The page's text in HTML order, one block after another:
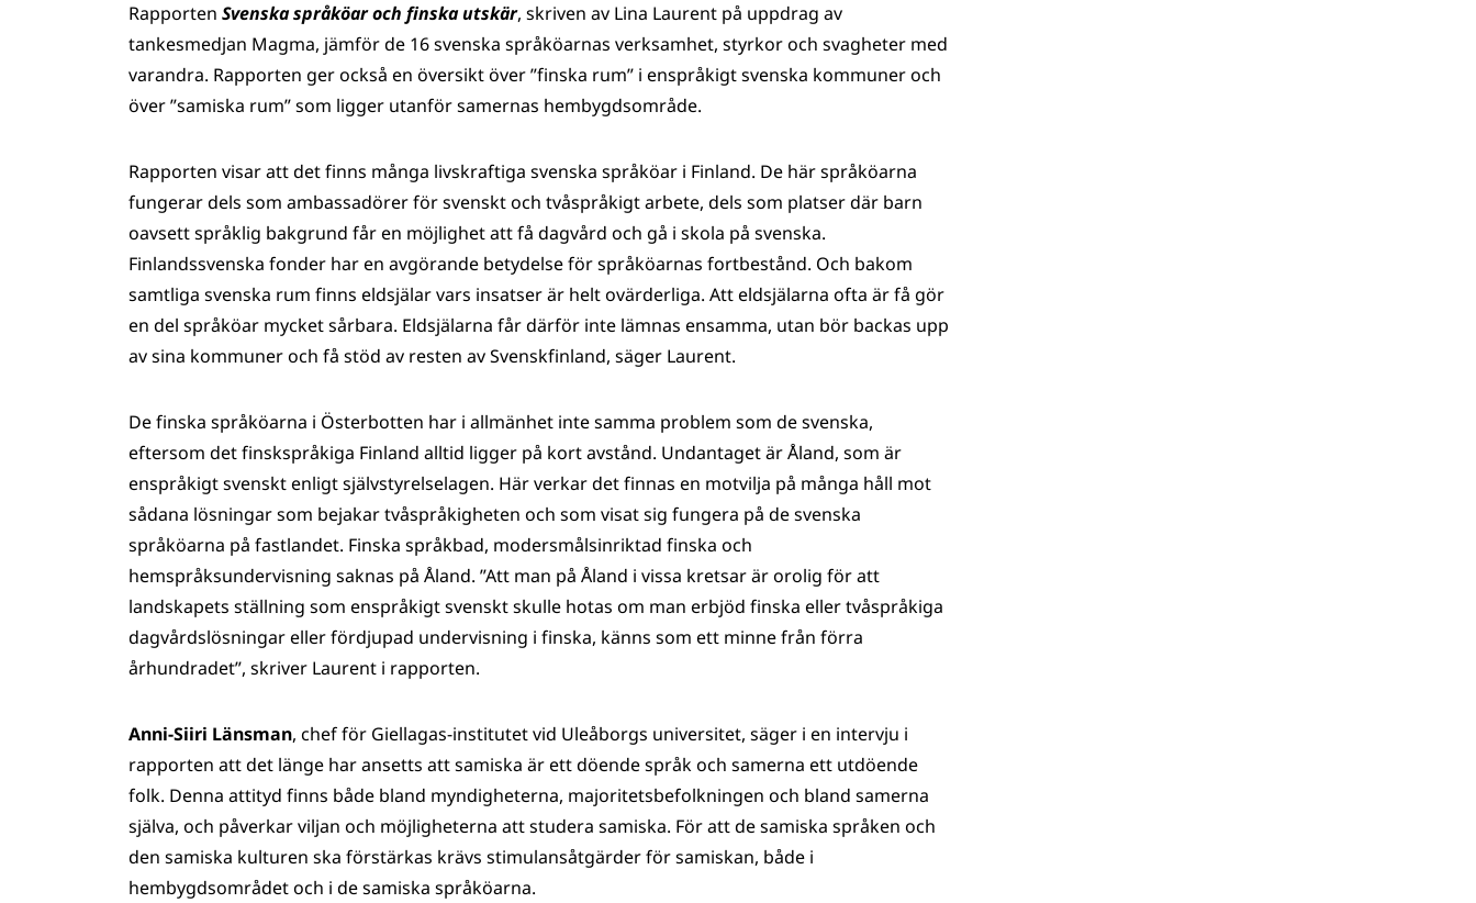
Rapporten Svenska språköar och finska utskär, skriven av Lina Laurent på uppdrag av
tankesmedjan Magma, jämför de 16 svenska språköarnas verksamhet, styrkor och svagheter med
varandra. Rapporten ger också en översikt över ”finska rum” i enspråkigt svenska kommuner och
över ”samiska rum” som ligger utanför samernas hembygdsområde.
Rapporten visar att det finns många livskraftiga svenska språköar i Finland. De här språköarna
fungerar dels som ambassadörer för svenskt och tvåspråkigt arbete, dels som platser där barn
oavsett språklig bakgrund får en möjlighet att få dagvård och gå i skola på svenska.
Finlandssvenska fonder har en avgörande betydelse för språköarnas fortbestånd. Och bakom
samtliga svenska rum finns eldsjälar vars insatser är helt ovärderliga. Att eldsjälarna ofta är få gör
en del språköar mycket sårbara. Eldsjälarna får därför inte lämnas ensamma, utan bör backas upp
av sina kommuner och få stöd av resten av Svenskfinland, säger Laurent.
De finska språköarna i Österbotten har i allmänhet inte samma problem som de svenska,
eftersom det finskspråkiga Finland alltid ligger på kort avstånd. Undantaget är Åland, som är
enspråkigt svenskt enligt självstyrelselagen. Här verkar det finnas en motvilja på många håll mot
sådana lösningar som bejakar tvåspråkigheten och som visat sig fungera på de svenska
språköarna på fastlandet. Finska språkbad, modersmålsinriktad finska och
hemspråksundervisning saknas på Åland. ”Att man på Åland i vissa kretsar är orolig för att
landskapets ställning som enspråkigt svenskt skulle hotas om man erbjöd finska eller tvåspråkiga
dagvårdslösningar eller fördjupad undervisning i finska, känns som ett minne från förra
århundradet”, skriver Laurent i rapporten.
Anni-Siiri Länsman, chef för Giellagas-institutet vid Uleåborgs universitet, säger i en intervju i
rapporten att det länge har ansetts att samiska är ett döende språk och samerna ett utdöende
folk. Denna attityd finns både bland myndigheterna, majoritetsbefolkningen och bland samerna
själva, och påverkar viljan och möjligheterna att studera samiska. För att de samiska språken och
den samiska kulturen ska förstärkas krävs stimulansåtgärder för samiskan, både i
hembygdsområdet och i de samiska språköarna.